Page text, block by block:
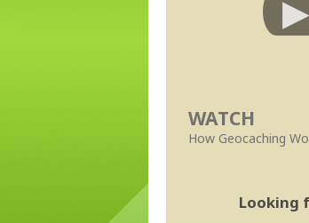
WATCH
How Geocaching
Looking